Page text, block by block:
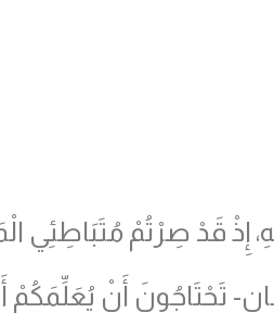
إِذْ قَدْ صِرْتُمْ مُتَبَاطِئِي
تَحْتَاجُونَ أَنْ يُعَلِّمَكُمْ